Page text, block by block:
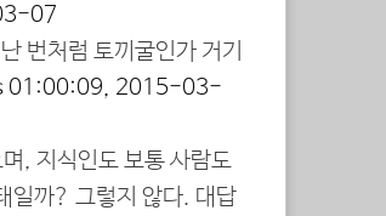
07
번처럼 토끼굴인가 거기
01:00:09, 2015-03-
, 지식인도 보통 사람도
일까? 그렇지 않다. 대답